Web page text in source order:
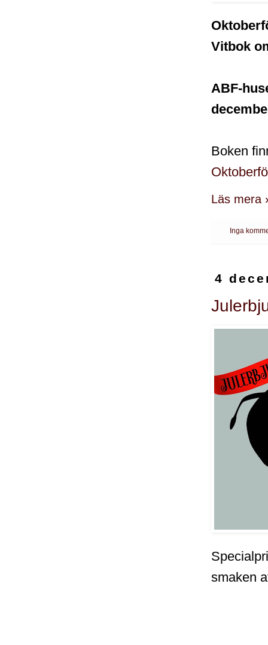
Vitbok
ABF-
Boken
Läs mera
Inga
4
smaken